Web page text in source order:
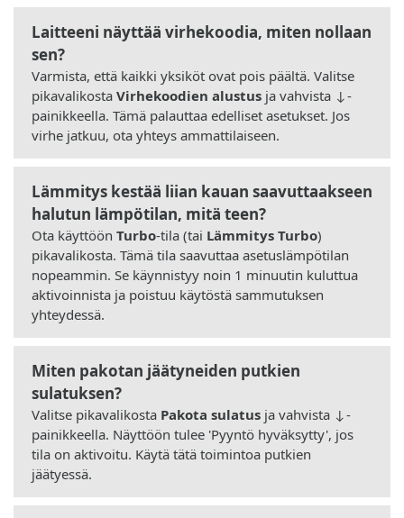
Laitteeni näyttää virhekoodia, miten nollaan
sen?
Varmista, että kaikki yksiköt ovat pois päältä. Valitse
pikavalikosta Virhekoodien alustus ja vahvista ↓-
painikkeella. Tämä palauttaa edelliset asetukset. Jos
virhe jatkuu, ota yhteys ammattilaiseen.
Lämmitys kestää liian kauan saavuttaakseen
halutun lämpötilan, mitä teen?
Ota käyttöön Turbo-tila (tai Lämmitys Turbo)
pikavalikosta. Tämä tila saavuttaa asetuslämpötilan
nopeammin. Se käynnistyy noin 1 minuutin kuluttua
aktivoinnista ja poistuu käytöstä sammutuksen
yhteydessä.
Miten pakotan jäätyneiden putkien
sulatuksen?
Valitse pikavalikosta Pakota sulatus ja vahvista ↓-
painikkeella. Näyttöön tulee 'Pyyntö hyväksytty', jos
tila on aktivoitu. Käytä tätä toimintoa putkien
jäätyessä.